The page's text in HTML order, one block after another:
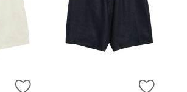
ZUR WUNSCHLISTE HINZUFÜGEN
ZUR